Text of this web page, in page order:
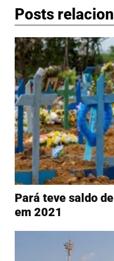
Posts
Pará teve saldo
em 2021